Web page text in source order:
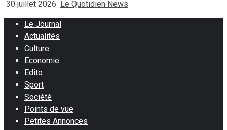
30 juillet 2026 Le Quotidien News
Le Journal
Actualités
Culture
Economie
Edito
Sport
Société
Points de vue
Petites Annonces